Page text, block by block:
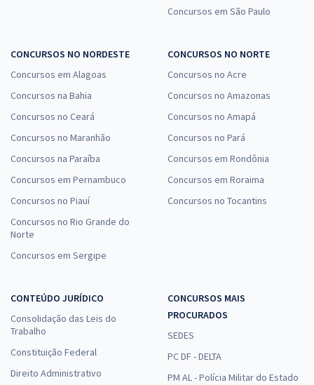
Concursos em São Paulo
CONCURSOS NO NORDESTE
Concursos em Alagoas
Concursos na Bahia
Concursos no Ceará
Concursos no Maranhão
Concursos na Paraíba
Concursos em Pernambuco
Concursos no Piauí
Concursos no Rio Grande do
Norte
Concursos em Sergipe
CONCURSOS NO NORTE
Concursos no Acre
Concursos no Amazonas
Concursos no Amapá
Concursos no Pará
Concursos em Rondônia
Concursos em Roraima
Concursos no Tocantins
CONTEÚDO JURÍDICO
Consolidação das Leis do
Trabalho
Constituição Federal
Direito Administrativo
CONCURSOS MAIS
PROCURADOS
SEDES
PC DF - DELTA
PM AL - Polícia Militar do Estado